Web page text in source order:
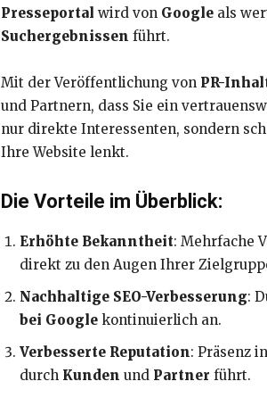
Presseportal wird von Google als
Suchergebnissen führt.
Mit der Veröffentlichung von PR-
und Partnern, dass Sie ein
nur direkte Interessenten, sondern
Ihre Website lenkt.
Die Vorteile im Überblick:
Erhöhte Bekanntheit: Mehrfache
direkt zu den Augen Ihrer
Nachhaltige SEO-Verbesserung:
bei Google kontinuierlich an.
Verbesserte Reputation: Präsenz
durch Kunden und Partner führt.